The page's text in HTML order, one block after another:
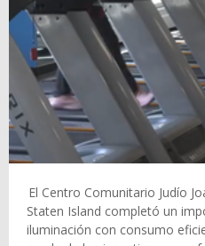
El Centro Comunitario Judío
Staten Island completó un
iluminación con consumo